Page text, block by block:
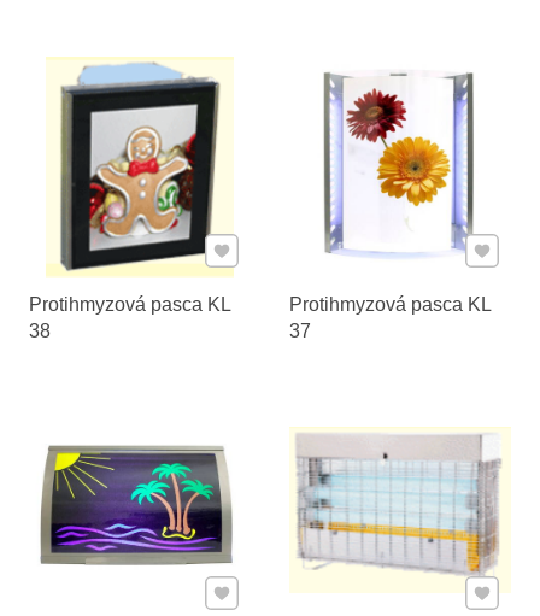
Protihmyzová pasca KL
38
Pridať k Obľúbeným
Protihmyzová pasca KL
37
Pridať k
Pridať k Obľúbeným Pridať k